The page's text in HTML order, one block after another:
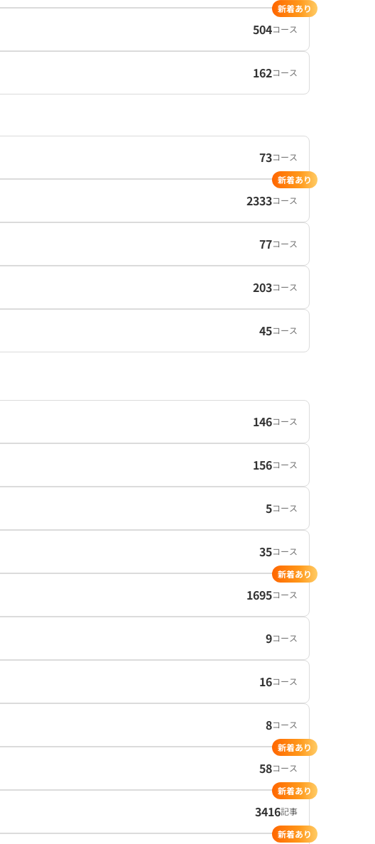
504コース
新着あり
162コース
73コース
2333コース
新着あり
77コース
203コース
45コース
146コース
156コース
5コース
35コース
1695コース
新着あり
9コース
16コース
8コース
58コース
新着あり
3416記事
新着あり
新着あり